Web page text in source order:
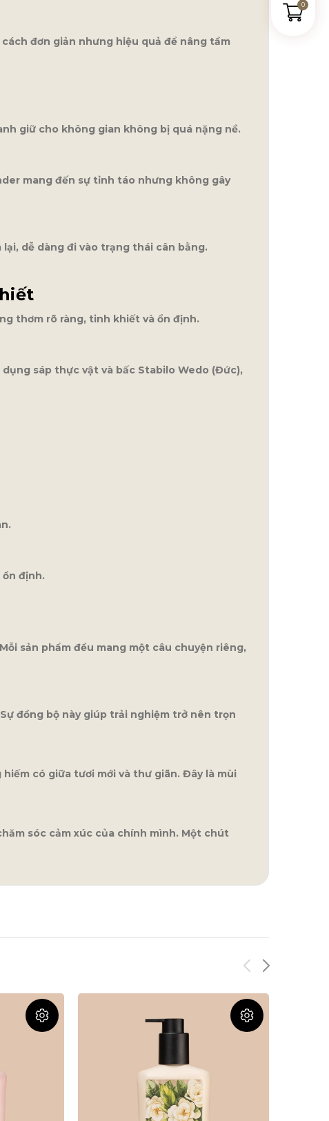
đơn giản nhưng hiệu quả để nâng tầm
giữ cho không gian không bị quá nặng nề.
mang đến sự tỉnh táo nhưng không gây
dễ dàng đi vào trạng thái cân bằng.
thơm rõ ràng, tinh khiết và ổn định.
sáp thực vật và bấc Stabilo Wedo (Đức),
định.
sản phẩm đều mang một câu chuyện riêng,
đồng bộ này giúp trải nghiệm trở nên trọn
có giữa tươi mới và thư giãn. Đây là mùi
sóc cảm xúc của chính mình. Một chút
0